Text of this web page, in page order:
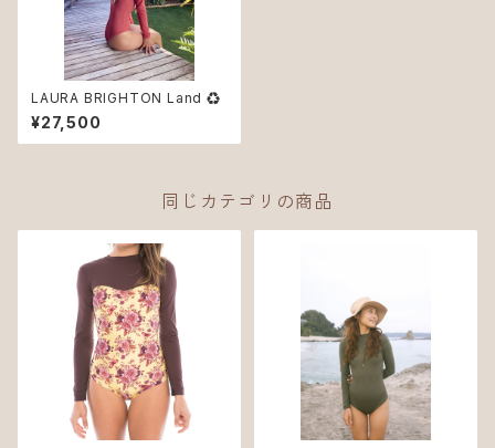
LAURA BRIGHTON Land ♻︎
¥27,500
同じカテゴリの商品